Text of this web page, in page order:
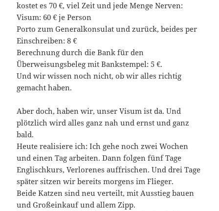
kostet es 70 €, viel Zeit und jede Menge Nerven:
Visum: 60 € je Person
Porto zum Generalkonsulat und zurück, beides per
Einschreiben: 8 €
Berechnung durch die Bank für den
Überweisungsbeleg mit Bankstempel: 5 €.
Und wir wissen noch nicht, ob wir alles richtig
gemacht haben.
Aber doch, haben wir, unser Visum ist da. Und
plötzlich wird alles ganz nah und ernst und ganz
bald.
Heute realisiere ich: Ich gehe noch zwei Wochen
und einen Tag arbeiten. Dann folgen fünf Tage
Englischkurs, Verlorenes auffrischen. Und drei Tage
später sitzen wir bereits morgens im Flieger.
Beide Katzen sind neu verteilt, mit Ausstieg bauen
und Großeinkauf und allem Zipp.